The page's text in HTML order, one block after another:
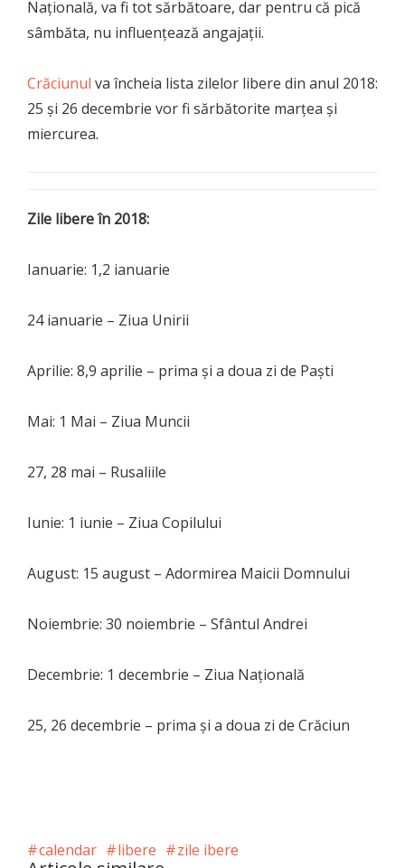
Naţională, va fi tot sărbătoare, dar pentru că pică
sâmbăta, nu influenţează angajaţii.
Crăciunul va încheia lista zilelor libere din anul 2018:
25 şi 26 decembrie vor fi sărbătorite marţea şi
miercurea.
Zile libere în 2018:
Ianuarie: 1,2 ianuarie
24 ianuarie – Ziua Unirii
Aprilie: 8,9 aprilie – prima şi a doua zi de Paşti
Mai: 1 Mai – Ziua Muncii
27, 28 mai – Rusaliile
Iunie: 1 iunie – Ziua Copilului
August: 15 august – Adormirea Maicii Domnului
Noiembrie: 30 noiembrie – Sfântul Andrei
Decembrie: 1 decembrie – Ziua Naţională
25, 26 decembrie – prima şi a doua zi de Crăciun
calendar libere zile ibere